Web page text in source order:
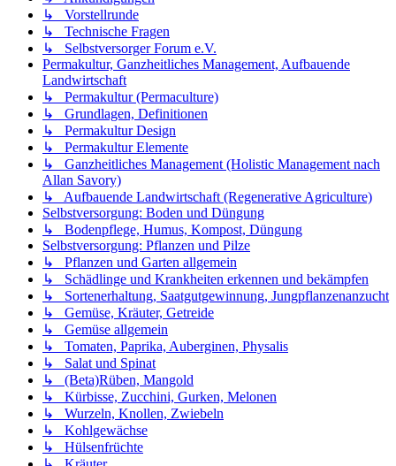
↳ Vorstellrunde
↳ Technische Fragen
↳ Selbstversorger Forum e.V.
Permakultur, Ganzheitliches Management, Aufbauende
Landwirtschaft
↳ Permakultur (Permaculture)
↳ Grundlagen, Definitionen
↳ Permakultur Design
↳ Permakultur Elemente
↳ Ganzheitliches Management (Holistic Management nach
Allan Savory)
↳ Aufbauende Landwirtschaft (Regenerative Agriculture)
Selbstversorgung: Boden und Düngung
↳ Bodenpflege, Humus, Kompost, Düngung
Selbstversorgung: Pflanzen und Pilze
↳ Pflanzen und Garten allgemein
↳ Schädlinge und Krankheiten erkennen und bekämpfen
↳ Sortenerhaltung, Saatgutgewinnung, Jungpflanzenanzucht
↳ Gemüse, Kräuter, Getreide
↳ Gemüse allgemein
↳ Tomaten, Paprika, Auberginen, Physalis
↳ Salat und Spinat
↳ (Beta)Rüben, Mangold
↳ Kürbisse, Zucchini, Gurken, Melonen
↳ Wurzeln, Knollen, Zwiebeln
↳ Kohlgewächse
↳ Hülsenfrüchte